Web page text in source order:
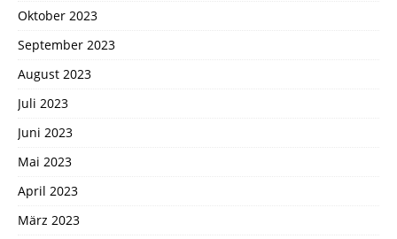
Oktober 2023
September 2023
August 2023
Juli 2023
Juni 2023
Mai 2023
April 2023
März 2023